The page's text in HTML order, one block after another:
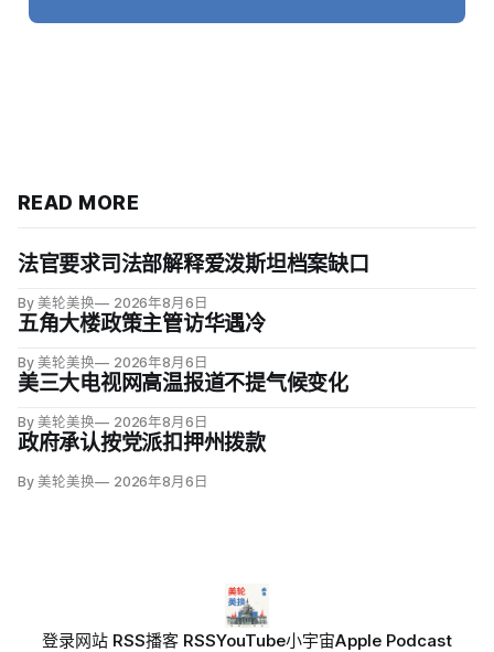
READ MORE
法官要求司法部解释爱泼斯坦档案缺口
By 美轮美换 2026年8月6日
五角大楼政策主管访华遇冷
By 美轮美换 2026年8月6日
美三大电视网高温报道不提气候变化
By 美轮美换 2026年8月6日
政府承认按党派扣押州拨款
By 美轮美换 2026年8月6日
登录网站 RSS播客 RSSYouTube小宇宙Apple Podcast